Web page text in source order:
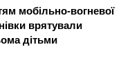
мобільно-вогневої
врятували
дітьми